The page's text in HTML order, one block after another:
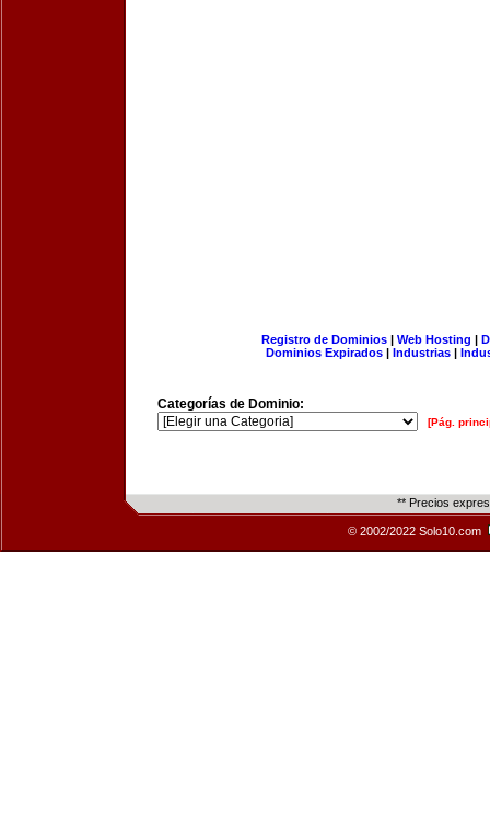
Registro de Dominios| Web Hosting |
Dominios Expirados | Industrias |
Categorías de Dominio:
[Pág.
** Precios
© 2002/2022 Solo10.com